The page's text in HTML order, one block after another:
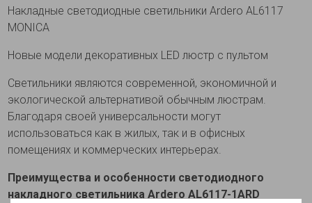
Накладные светодиодные светильники Ardero AL6117
MONICA
Новые модели декоративных LED люстр с пультом
Светильники являются современной, экономичной и
экологической альтернативой обычным люстрам.
Благодаря своей универсальности могут
использоваться как в жилых, так и в офисных
помещениях и коммерческих интерьерах.
Преимущества и особенности светодиодного
накладного светильника Ardero AL6117-1ARD